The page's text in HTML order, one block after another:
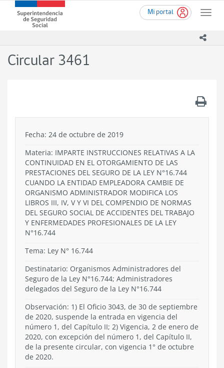
contenido
Mi portal
Toggle
Superintendencia
de
-
Circular 3461
Fecha: 24 de octubre de 2019
Materia: IMPARTE INSTRUCCIONES RELATIVAS A LA
CONTINUIDAD EN EL OTORGAMIENTO DE LAS
PRESTACIONES DEL SEGURO DE LA LEY N°16.744
CUANDO LA ENTIDAD EMPLEADORA CAMBIE DE
ORGANISMO ADMINISTRADOR MODIFICA LOS
LIBROS III, IV, V Y VI DEL COMPENDIO DE NORMAS
DEL SEGURO SOCIAL DE ACCIDENTES DEL TRABAJO
Y ENFERMEDADES PROFESIONALES DE LA LEY
N°16.744
Tema: Ley N° 16.744
Destinatario: Organismos Administradores del
Seguro de la Ley N°16.744; Administradores
delegados del Seguro de la Ley N°16.744
Observación: 1) El Oficio 3043, de 30 de septiembre
de 2020, suspende la entrada en vigencia del
número 1, del Capítulo II; 2) Vigencia, 2 de enero de
2020, con excepción del número 1, del Capítulo II,
de la presente circular, con vigencia 1° de octubre
de 2020.